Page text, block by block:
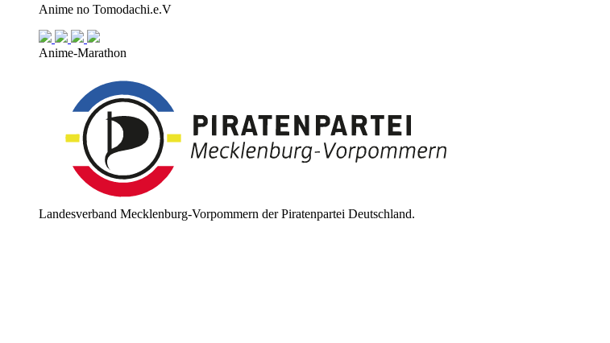
Anime no Tomodachi.e.V
Anime-Marathon
Landesverband Mecklenburg-Vorpommern der Piratenpartei Deutschland.